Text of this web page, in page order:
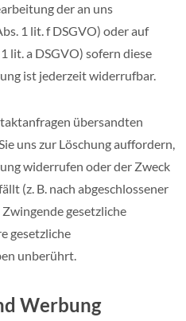
der an uns
1 lit. f DSGVO) oder auf
lit. a DSGVO) sofern diese
ist jederzeit widerrufbar.
übersandten
uns zur Löschung auffordern,
widerrufen oder der Zweck
(z. B. nach abgeschlossener
gesetzliche
gesetzliche
unberührt.
Werbung